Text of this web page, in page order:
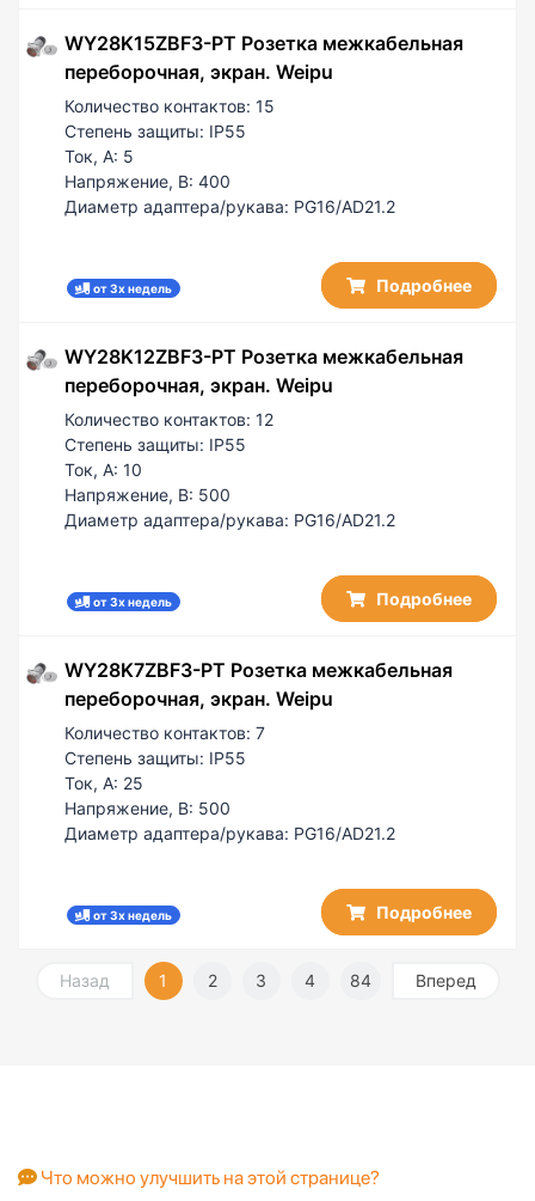
WY28K15ZBF3-PT Розетка межкабельная
переборочная, экран. Weipu
Количество контактов: 15
Степень защиты: IP55
Ток, А: 5
Напряжение, В: 400
Диаметр адаптера/рукава: PG16/AD21.2
от 3х недель Подробнее
WY28K12ZBF3-PT Розетка межкабельная
переборочная, экран. Weipu
Количество контактов: 12
Степень защиты: IP55
Ток, А: 10
Напряжение, В: 500
Диаметр адаптера/рукава: PG16/AD21.2
от 3х недель Подробнее
WY28K7ZBF3-PT Розетка межкабельная
переборочная, экран. Weipu
Количество контактов:7
Степень защиты: IP55
Ток, А: 25
Напряжение, В: 500
Диаметр адаптера/рукава: PG16/AD21.2
от 3х недель Подробнее
Назад 1 2 3 4 84 Вперед
Что можно улучшить на этой странице?